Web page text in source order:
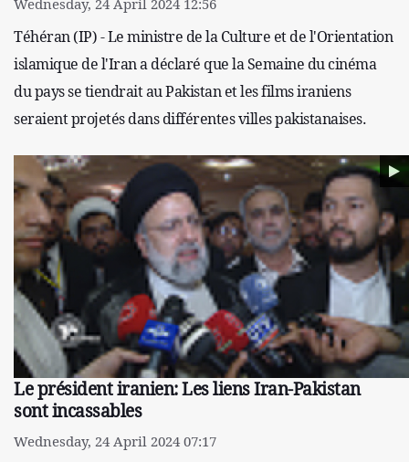
Wednesday, 24 April 2024 12:56
Téhéran (IP) - Le ministre de la Culture et de l'Orientation
islamique de l'Iran a déclaré que la Semaine du cinéma
du pays se tiendrait au Pakistan et les films iraniens
seraient projetés dans différentes villes pakistanaises.
Le président iranien: Les liens Iran-Pakistan
sont incassables
Wednesday, 24 April 2024 07:17